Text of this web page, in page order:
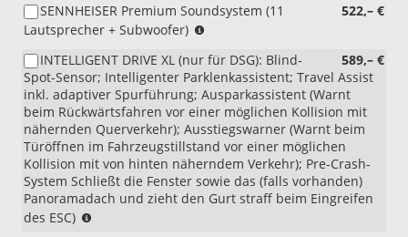
522,– €
SENNHEISER Premium Soundsystem (11
Lautsprecher + Subwoofer)
(EDGE
Paket),
PG6
(Reserverad
platzsparend);
Eine
Option
erforderlich:
PR2
589,– €
INTELLIGENT DRIVE XL (nur für DSG): Blind-
Spot-Sensor; Intelligenter Parklenkassistent; Travel Assist
inkl. adaptiver Spurführung; Ausparkassistent (Warnt
beim Rückwärtsfahren vor einer möglichen Kollision mit
nähernden Querverkehr); Ausstiegswarner (Warnt beim
Türöffnen im Fahrzeugstillstand vor einer möglichen
Kollision mit von hinten näherndem Verkehr); Pre-Crash-
System Schließt die Fenster sowie das (falls vorhanden)
Panoramadach und zieht den Gurt straff beim Eingreifen
des ESC)